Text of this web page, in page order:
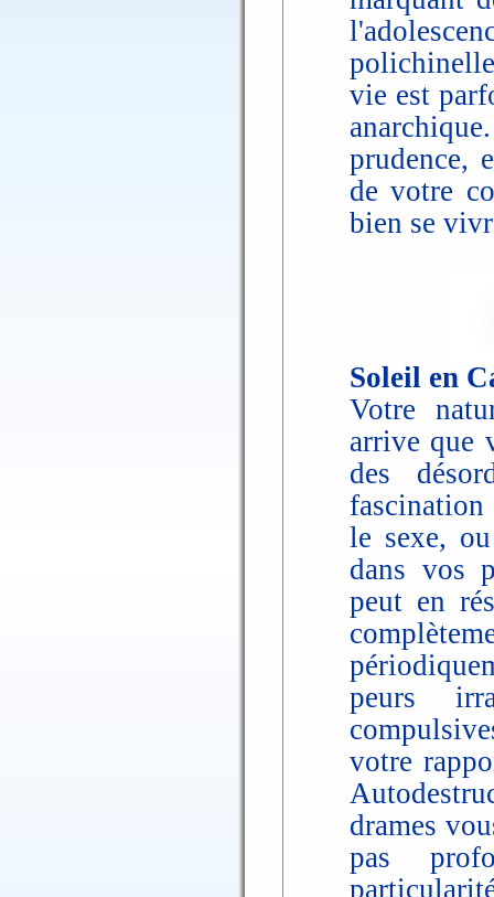
vie est
prudence,
de votre
bien se
Soleil en
Votre
arrive que
des
le sexe,
dans vos
peut en
peurs
votre
drames
pas